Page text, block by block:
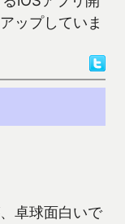
ップしていま
卓球面白いで